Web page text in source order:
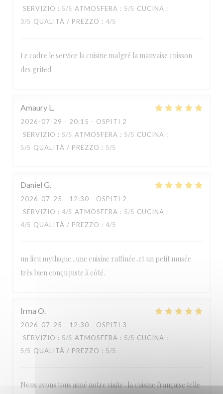
SERVIZIO : 5/5 ATMOSFERA : 5/5 CUCINA :
3/5 QUALITÀ / PREZZO : 4/5
Le cadre le service la cuisine malgré la mauvaise cuisson
des grited
Amaury L
2026-07-29 - 20:15 - OSPITI 2
SERVIZIO : 5/5 ATMOSFERA : 5/5 CUCINA :
5/5 QUALITÀ / PREZZO : 5/5
Daniel G
2026-07-25 - 12:30 - OSPITI 2
SERVIZIO : 4/5 ATMOSFERA : 5/5 CUCINA :
4/5 QUALITÀ / PREZZO : 4/5
un lieu mythique...une cuisine raffinée..et un petit musée
très bien conçu juste à côté.
Irma O
2026-07-25 - 12:30 - OSPITI 3
SERVIZIO : 5/5 ATMOSFERA : 5/5 CUCINA :
5/5 QUALITÀ / PREZZO : 5/5
Nous avons tous aimé notre visite : la cuisine française telle